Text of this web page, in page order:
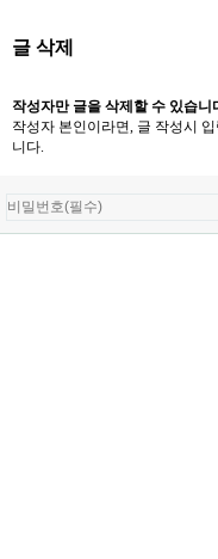
글 삭제
작성자만 글을 삭제할 수 있습니
작성자 본인이라면, 글 작성시
니다.